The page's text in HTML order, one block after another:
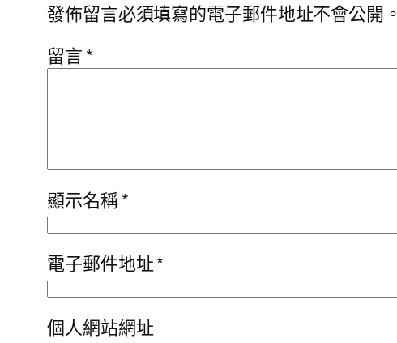
發佈留言必須填寫的電子郵件地址不會公開。
留言*
顯示名稱*
電子郵件地址*
個人網站網址